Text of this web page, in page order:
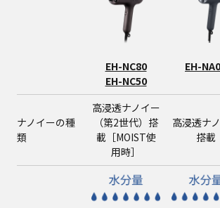
EH-NC80
EH-NC50
EH-
ナノイーの種
類
高浸透ナノイー
（第2世代）搭
載 ［MOIST使
用時］
高浸透ナ
搭載